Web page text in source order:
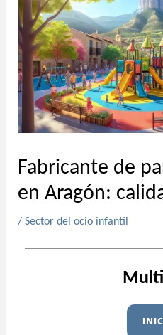
Fabricante de
en Aragón:
/ Sector del ocio infantil